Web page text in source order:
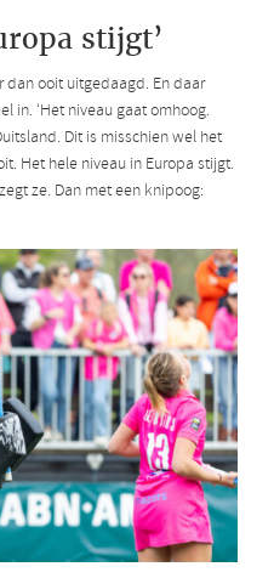
stijgt’
dan ooit uitgedaagd. En daar
in. ‘Het niveau gaat omhoog.
Dit is misschien wel het
Het hele niveau in Europa stijgt.
ze. Dan met een knipoog: